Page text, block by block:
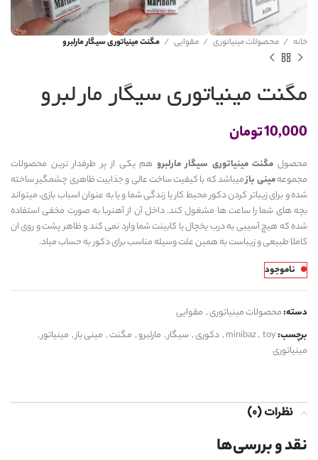
خانه محصولات مینیاتوری مقوایی مگنت مینیاتوری سیگار مارلبرو
مگنت مینیاتوری سیگار مارلبرو
10,000تومان
محصول مگنت مینیاتوری سیگار مارلبرو هم یکی از پر طرفدار ترین محصولات
مجموعهمینی بازمیباشد که با کیفیت ساخت عالی و جذابیت ظاهری چشمگیر ساخته
شده و برای زیباتر کردن دکور محیط کار یا زندگی شما و یا به عنوان اسباب بازی، میتواند
بچه های شما را ساعت ها مشغول کند. داخل آن از آهنربا به صورت مخفی استفاده
شده که هیچ آسیبی به درب یخچال یا کابینت شما وارد نمی کند و ظاهر پشت و روی ان
کاملا طبیعی و زیباست به همین علت وسیله مناسب برای دکور به حساب میاد.
ناموجود
دسته:محصولات مینیاتوری, مقوایی
برچسب:
minibaz, toy
, دکوری, سیگار, مارلبرو, مگنت, مینی باز, مینیاتور,
مینیاتوری
نظرات (0)
نقد و بررسی‌ها